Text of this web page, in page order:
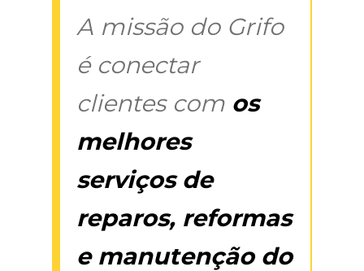
A missão do Grifo
é conectar
clientes com os
melhores
serviços de
reparos, reformas
e manutenção do